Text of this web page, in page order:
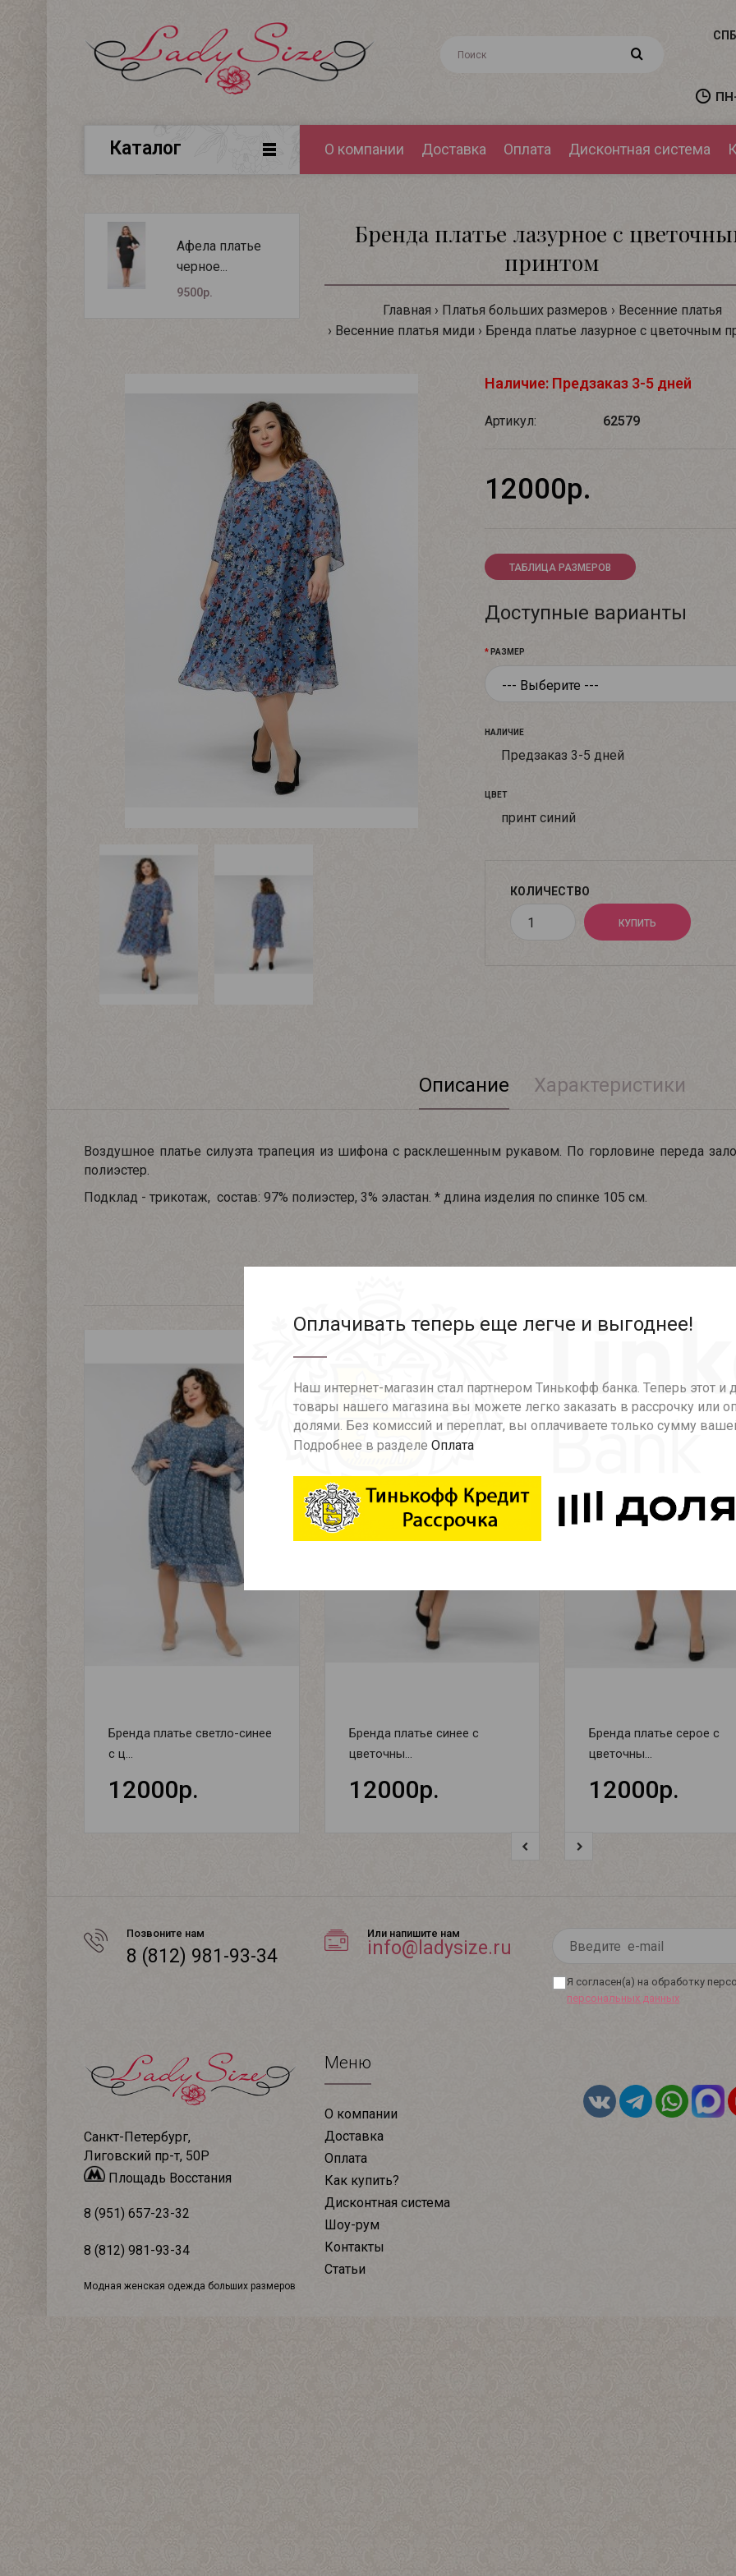
Оплачивать теперь еще легче и выгоднее!
Наш интернет-магазин стал партнером Тинькофф банка. Теперь этот и
товары нашего магазина вы можете легко заказать в рассрочку или
долями. Без комиссий и переплат, вы оплачиваете только сумму
Подробнее в разделе Оплата
Каталог О компании Доставка Оплата Дисконтная система
Афела платье
черное...
9500р.
Бренда платье лазурное с
принтом
Главная Платья больших размеров
Весенние платья
Весенние платья миди
Бренда платье лазурное с цветочным
Наличие: Предзаказ 3-5 дней
Артикул: 62579
12000р.
ТАБЛИЦА РАЗМЕРОВ
Доступные варианты
РАЗМЕР
НАЛИЧИЕ
Предзаказ 3-5 дней
ЦВЕТ
принт синий
КОЛИЧЕСТВО
Описание Характеристики
Воздушное платье силуэта трапеция из шифона с расклешенным рукавом. По горловине переда
полиэстер.
Подклад - трикотаж, состав: 97% полиэстер, 3% эластан. * длина изделия по спинке 105 см.
Бренда платье светло-синее
с ц...
12000р.
Бренда платье синее с
цветочны...
12000р.
Бренда платье серое с
цветочны...
12000р.
Позвоните нам
8 (812) 981-93-34
Или напишите нам
info@ladysize.ru
Я согласен(а) на обработку
персональных данных
Санкт-Петербург,
Лиговский пр-т, 50Р
Площадь Восстания
8 (951) 657-23-32
8 (812) 981-93-34
Модная женская одежда больших размеров
Меню
О компании
Доставка
Оплата
Как купить?
Дисконтная система
Шоу-рум
Контакты
Статьи